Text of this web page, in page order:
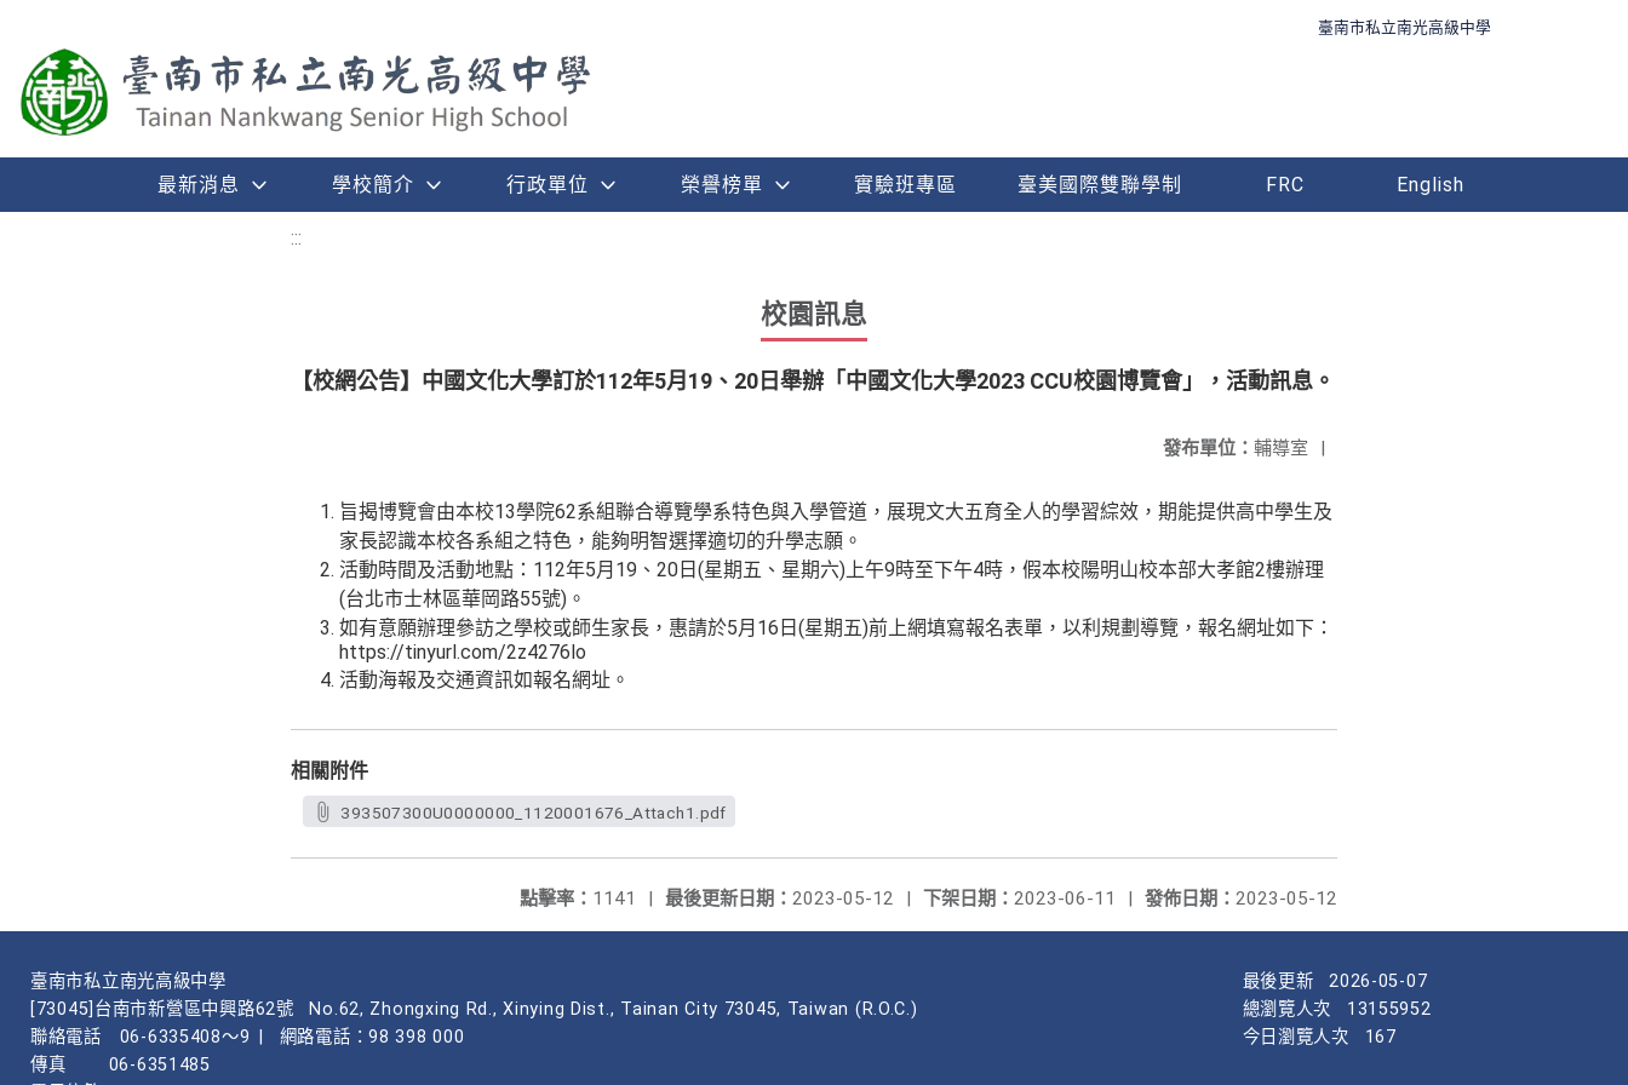
臺南市私立南光高級中學
最新消息 學校簡介 行政單位 榮譽榜單 實驗班專區 臺美國際雙聯學制 FRC English
:::
校園訊息
【校網公告】中國文化大學訂於112年5月19、20日舉辦「中國文化大學2023 CCU校園博覽會」，活動訊息。
發布單位： 輔導室 |
旨揭博覽會由本校13學院62系組聯合導覽學系特色與入學管道，展現文大五育全人的學習綜效，期能提供高中學生及
家長認識本校各系組之特色，能夠明智選擇適切的升學志願。
活動時間及活動地點：112年5月19、20日(星期五、星期六)上午9時至下午4時，假本校陽明山校本部大孝館2樓辦理
(台北市士林區華岡路55號)。
如有意願辦理參訪之學校或師生家長，惠請於5月16日(星期五)前上網填寫報名表單，以利規劃導覽，報名網址如下：
https://tinyurl.com/2z4276lo
活動海報及交通資訊如報名網址。
相關附件
393507300U0000000_1120001676_Attach1.pdf
發佈日期： 2023-05-12
下架日期： 2023-06-11 |
最後更新日期： 2023-05-12 |
點擊率： 1141 |
臺南市私立南光高級中學
[73045]台南市新營區中興路62號
No.62, Zhongxing Rd., Xinying Dist., Tainan City 73045, Taiwan (R.O.C.)
聯絡電話
06-6335408～9
網路電話：98 398 000
傳真
06-6351485
最後更新
2026-05-07
總瀏覽人次
13155952
今日瀏覽人次
167